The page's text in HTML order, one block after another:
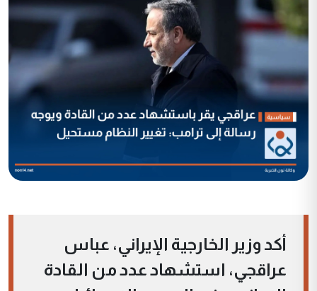
أكد وزير الخارجية الإيراني، عباس
عراقجي، استشهاد عدد من القادة